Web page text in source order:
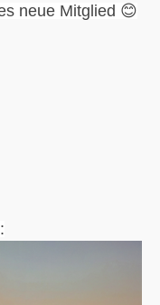
neue Mitglied 😊